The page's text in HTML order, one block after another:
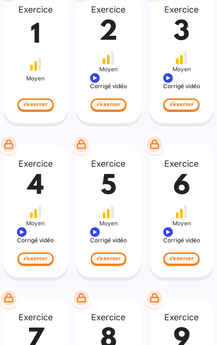
Exercice
1
Moyen
s'exercer
Exercice
2
Moyen
Corrigé vidéo
s'exercer
Exercice
3
Moyen
Corrigé vidéo
s'exercer
Exercice
4
Moyen
Corrigé vidéo
s'exercer
Exercice
5
Moyen
Corrigé vidéo
s'exercer
Exercice
6
Moyen
Corrigé vidéo
s'exercer
Exercice Exercice Exercice